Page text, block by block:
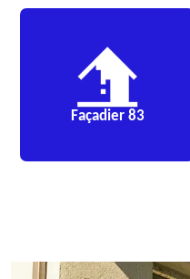
Façadier 83